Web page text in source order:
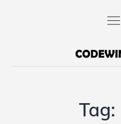
codewing.de
Tag: